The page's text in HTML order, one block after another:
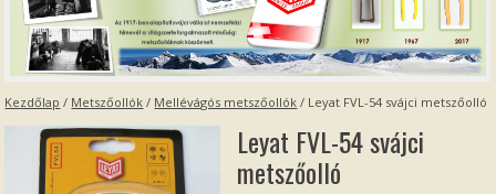
Kezdőlap / Metszőollók / Mellévágós metszőollók / Leyat FVL-54 svájci metszőolló
Leyat FVL-54 svájci
metszőolló